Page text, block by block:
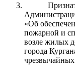
«Об
пожарной и
возле жилых
города